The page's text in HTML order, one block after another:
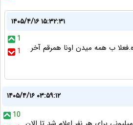
۱۴۰۵/۴/۱۶ ۱۵:۳۲:۳۱
1
1
ب همه میدن اونا همرقم آخر
۱۴۰۵/۴/۱۶ ۰۳:۵۹:۱۲
10